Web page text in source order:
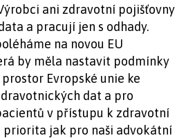
ani zdravotní pojišťovny
a pracují jen s odhady.
na novou EU
by měla nastavit podmínky
Evropské unie ke
dat a pro
v přístupu k zdravotní
priorita jak pro naši advokátní